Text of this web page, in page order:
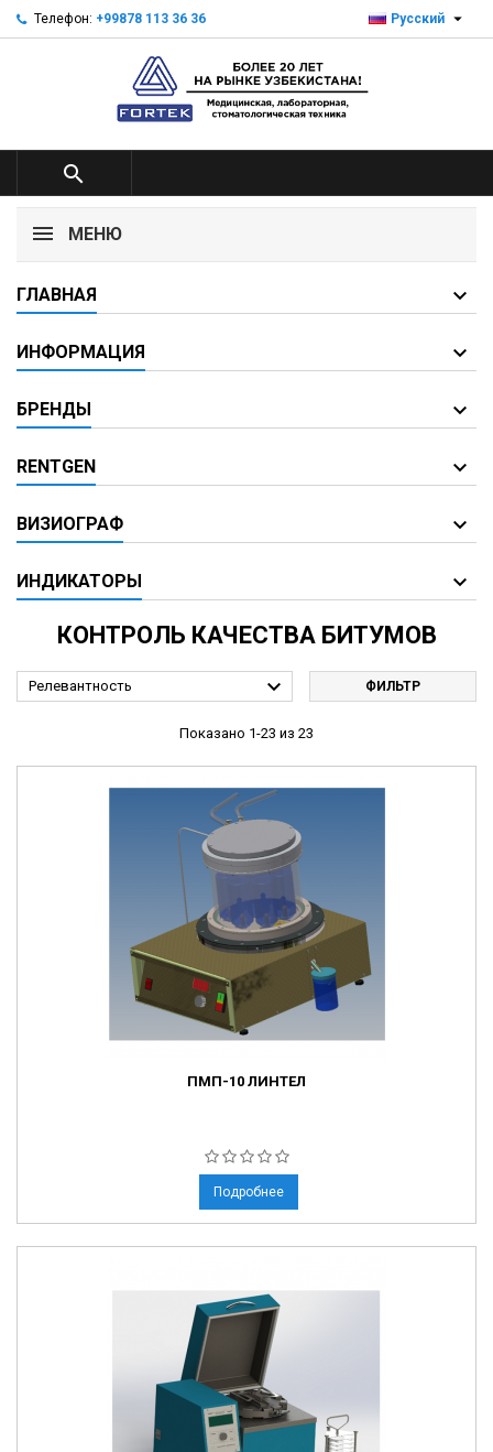
Телефон: +99878 113 36 36 Русский 

МЕНЮ
ГЛАВНАЯ
ИНФОРМАЦИЯ
БРЕНДЫ
RENTGEN
ВИЗИОГРАФ
ИНДИКАТОРЫ
КОНТРОЛЬ КАЧЕСТВА БИТУМОВ
Релевантность  ФИЛЬТР
Показано 1-23 из 23
ПМП-10 ЛИНТЕЛ
Подробнее